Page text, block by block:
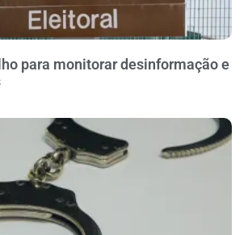
para monitorar desinformação e